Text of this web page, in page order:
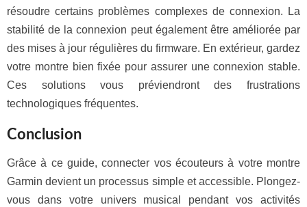
résoudre certains problèmes complexes de connexion. La
stabilité de la connexion peut également être améliorée par
des mises à jour régulières du firmware. En extérieur, gardez
votre montre bien fixée pour assurer une connexion stable.
Ces solutions vous préviendront des frustrations
technologiques fréquentes.
Conclusion
Grâce à ce guide, connecter vos écouteurs à votre montre
Garmin devient un processus simple et accessible. Plongez-
vous dans votre univers musical pendant vos activités